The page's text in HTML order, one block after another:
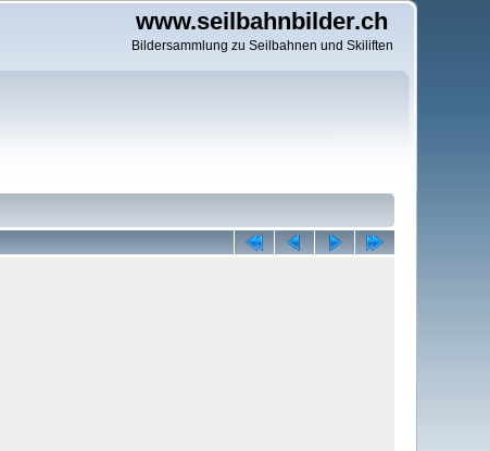
www.seilbahnbilder.ch
Bildersammlung zu Seilbahnen und Skiliften